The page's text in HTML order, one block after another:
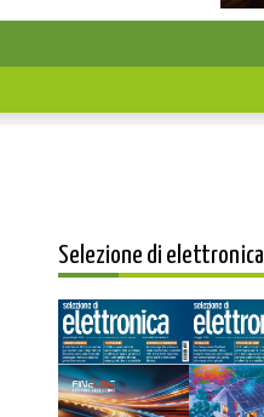
Selezione di elettronica